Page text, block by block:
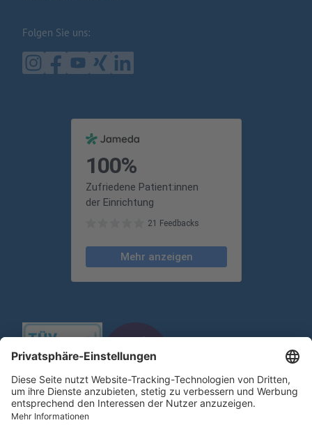
Folgen Sie uns: